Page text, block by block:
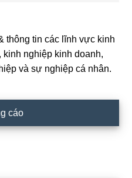
thông tin các lĩnh vực kinh
kinh nghiệp kinh doanh,
và sự nghiệp cá nhân.
cáo